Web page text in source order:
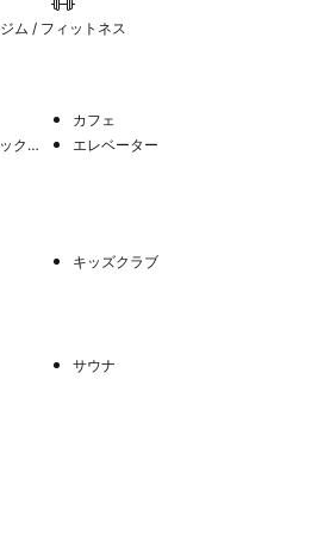
ジム / フィットネス
カフェ
スピードチェックイン / チェックアウト
エレベーター
キッズクラブ
サウナ